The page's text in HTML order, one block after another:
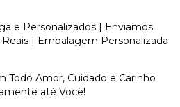
e Personalizados | Enviamos
| Embalagem Personalizada
Todo Amor, Cuidado e Carinho
até Você!